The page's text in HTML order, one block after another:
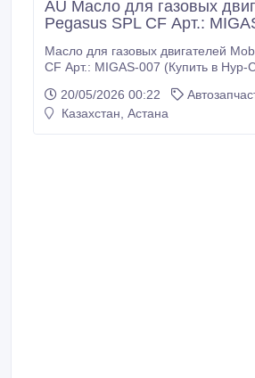
AU Масло для газовых
Pegasus SPL CF Арт.:
Масло для газовых двигателей
CF Арт.: MIGAS-007 (Купить в Нур-Султане/Астане)
двигателей Mobil Pegasus SPL CF
обеспечения надежной и
20/05/2026 00:22
Казахстан, Астана